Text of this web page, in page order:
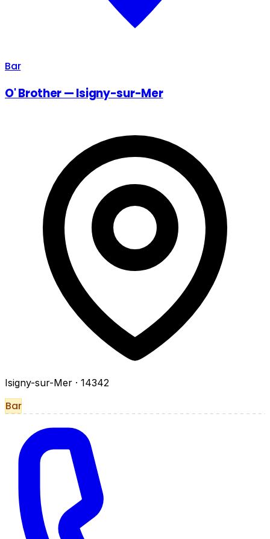
Bar
O' Brother — Isigny-sur-Mer
Isigny-sur-Mer · 14342
Bar